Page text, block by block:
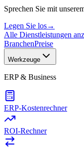
Sprechen Sie mit
Legen Sie los→
Alle Dienstleistungen
BranchenPreise
Werkzeuge
ERP & Business
ERP-Kostenrechner
ROI-Rechner